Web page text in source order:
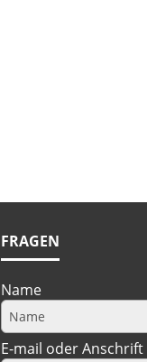
FRAGEN
Name
E-mail oder Anschrift